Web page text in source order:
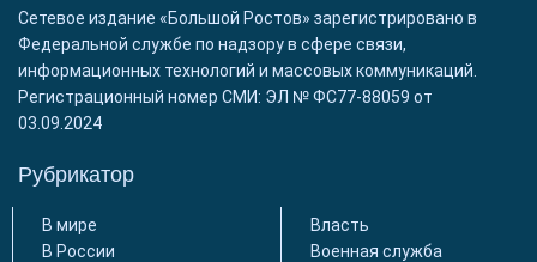
Сетевое издание «Большой Ростов» зарегистрировано в
Федеральной службе по надзору в сфере связи,
информационных технологий и массовых коммуникаций.
Регистрационный номер СМИ: ЭЛ № ФС77-88059 от
03.09.2024
Рубрикатор
В мире
В России
Власть
Военная служба